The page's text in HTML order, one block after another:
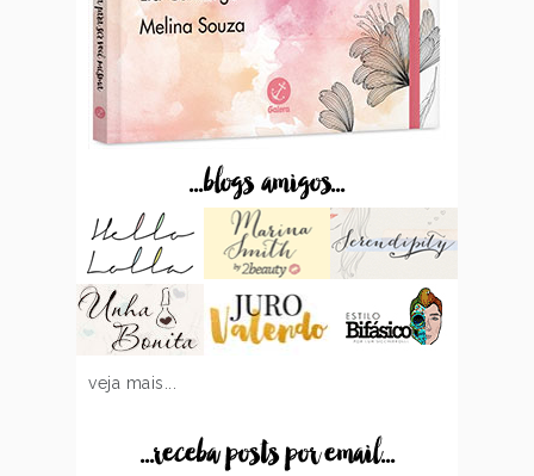
...blogs amigos...
veja mais...
...receba posts por email...